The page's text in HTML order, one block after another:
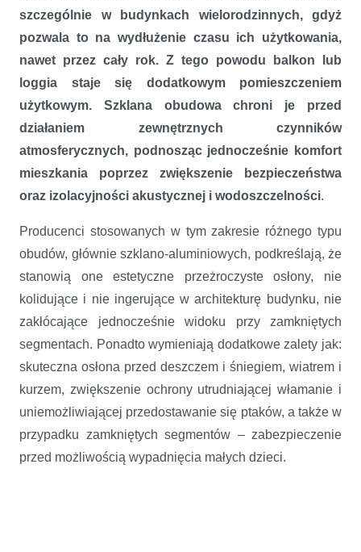
szczególnie w budynkach wielorodzinnych, gdyż
pozwala to na wydłużenie czasu ich użytkowania,
nawet przez cały rok. Z tego powodu balkon lub
loggia staje się dodatkowym pomieszczeniem
użytkowym. Szklana obudowa chroni je przed
działaniem zewnętrznych czynników
atmosferycznych, podnosząc jednocześnie komfort
mieszkania poprzez zwiększenie bezpieczeństwa
oraz izolacyjności akustycznej i wodoszczelności.
Producenci stosowanych w tym zakresie różnego typu
obudów, głównie szklano-aluminiowych, podkreślają, że
stanowią one estetyczne przeżroczyste osłony, nie
kolidujące i nie ingerujące w architekturę budynku, nie
zakłócające jednocześnie widoku przy zamkniętych
segmentach. Ponadto wymieniają dodatkowe zalety jak:
skuteczna osłona przed deszczem i śniegiem, wiatrem i
kurzem, zwiększenie ochrony utrudniającej włamanie i
uniemożliwiającej przedostawanie się ptaków, a także w
przypadku zamkniętych segmentów – zabezpieczenie
przed możliwością wypadnięcia małych dzieci.